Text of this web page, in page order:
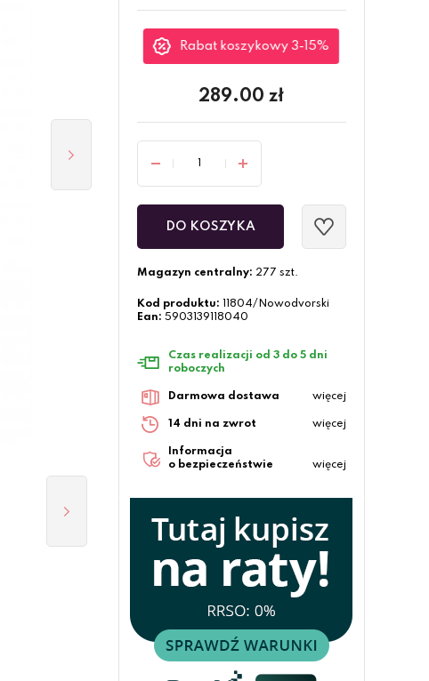
Rabat koszykowy 3-15%
289.00 zł
DO KOSZYKA
Magazyn centralny: 277 szt.
Kod produktu:
11804/Nowodvorski
Ean: 5903139118040
Czas realizacji od 3 do 5 dni
roboczych
Darmowa dostawa więcej
14 dni na zwrot więcej
Informacja
o bezpieczeństwie
więcej